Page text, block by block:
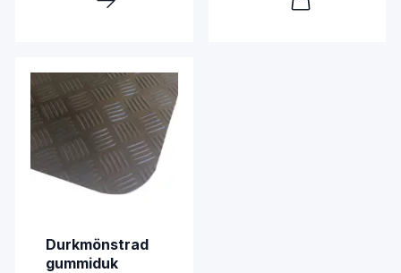
Durkmönstrad
gummiduk